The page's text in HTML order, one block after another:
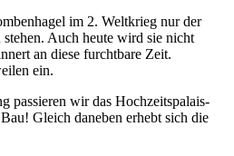
im 2. Weltkrieg nur der
Auch heute wird sie nicht
an diese furchtbare Zeit.
ein.
passieren wir das Hochzeitspalais-
Gleich daneben erhebt sich die